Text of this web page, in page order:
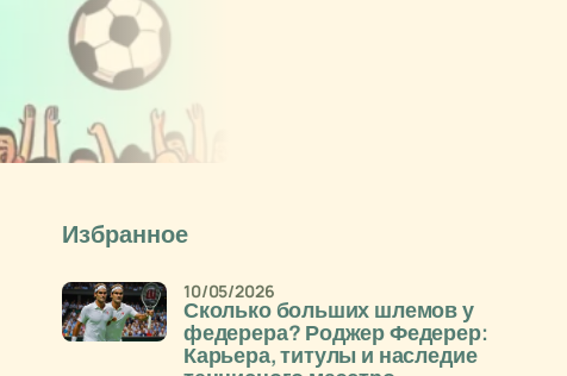
Избранное
Сколько больших шлемов у
федерера? Роджер Федерер:
Карьера, титулы и наследие
10/05/2026